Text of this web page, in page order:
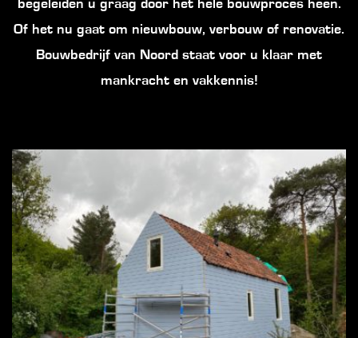
begeleiden u graag door het hele bouwproces heen.
Of het nu gaat om nieuwbouw, verbouw of renovatie.
Bouwbedrijf van Noord staat voor u klaar met
mankracht en vakkennis!